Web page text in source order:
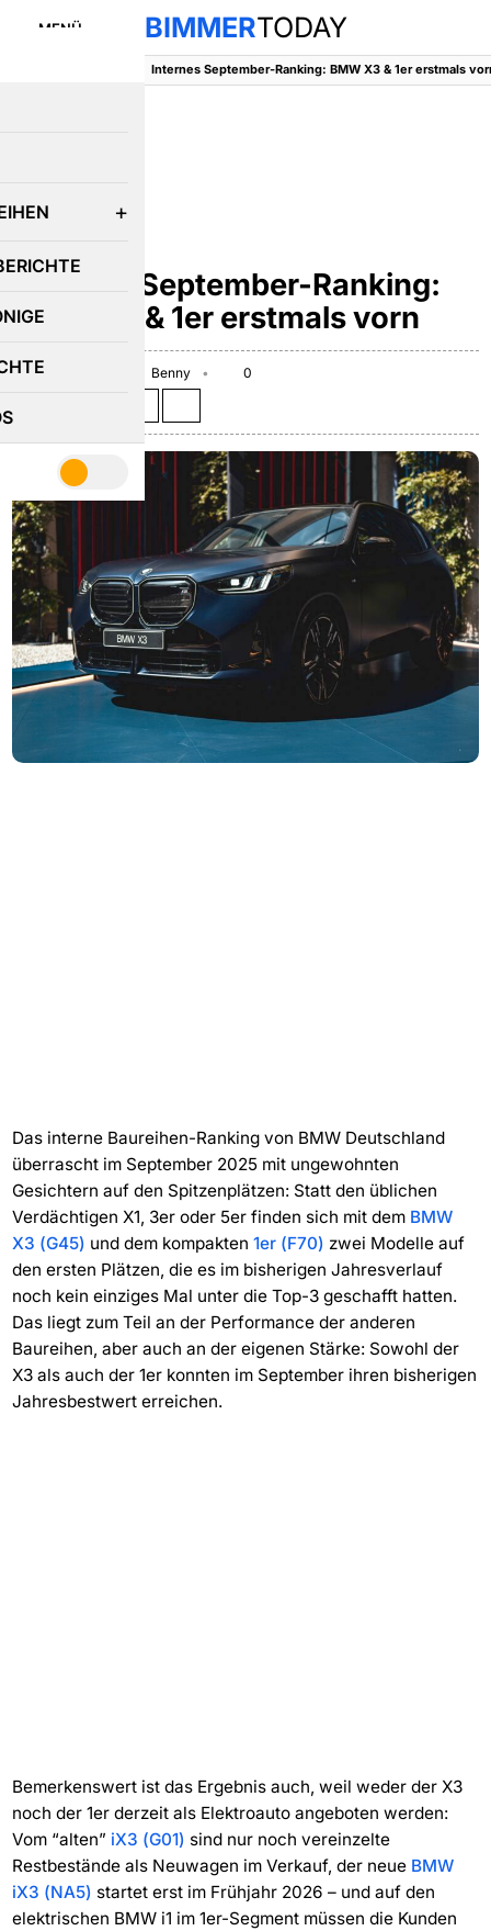
MENÜ BIMMERTODAY
Internes September-Ranking: BMW X3 & 1er erstmals
Internes September-Ranking:
BMW X3 & 1er erstmals vorn
October 10, 2025 Benny
0
Das interne Baureihen-Ranking von BMW Deutschland
überrascht im September 2025 mit ungewohnten
Gesichtern auf den Spitzenplätzen: Statt den üblichen
Verdächtigen X1, 3er oder 5er finden sich mit dem BMW
X3 (G45) und dem kompakten 1er (F70) zwei Modelle auf
den ersten Plätzen, die es im bisherigen Jahresverlauf
noch kein einziges Mal unter die Top-3 geschafft hatten.
Das liegt zum Teil an der Performance der anderen
Baureihen, aber auch an der eigenen Stärke: Sowohl der
X3 als auch der 1er konnten im September ihren bisherigen
Jahresbestwert erreichen.
Bemerkenswert ist das Ergebnis auch, weil weder der X3
noch der 1er derzeit als Elektroauto angeboten werden:
Vom “alten” iX3 (G01) sind nur noch vereinzelte
Restbestände als Neuwagen im Verkauf, der neue BMW
iX3 (NA5) startet erst im Frühjahr 2026 – und auf den
elektrischen BMW i1 im 1er-Segment müssen die Kunden